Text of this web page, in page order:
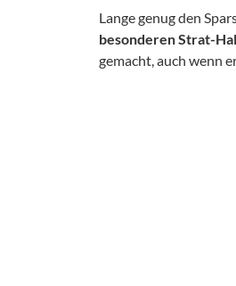
Lange genug den
besonderen Strat-
gemacht, auch wenn